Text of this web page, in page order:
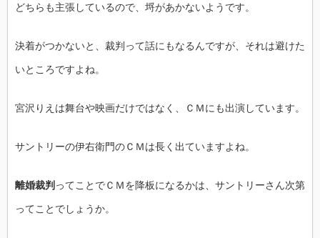
どちらも主張しているので、埒があかないようです。
決着がつかないと、裁判って話にもなるんですが、それは避けた
いところですよね。
宮沢りえは舞台や映画だけではなく、ＣＭにも出演しています。
サントリーの伊右衛門のＣＭは長く出ていますよね。
離婚裁判ってことでＣＭを降板になるかは、サントリーさん次第
ってことでしょうか。